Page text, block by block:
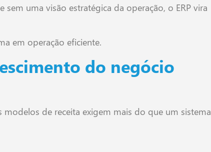
uma visão estratégica da operação, o ERP vira
em operação eficiente.
do negócio
de receita exigem mais do que um sistema